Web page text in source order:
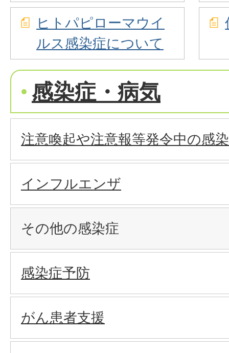
ヒトパピローマウイ
ルス感染症について
感染症・病気
注意喚起や注意報等発令中の感
インフルエンザ
その他の感染症
感染症予防
がん患者支援